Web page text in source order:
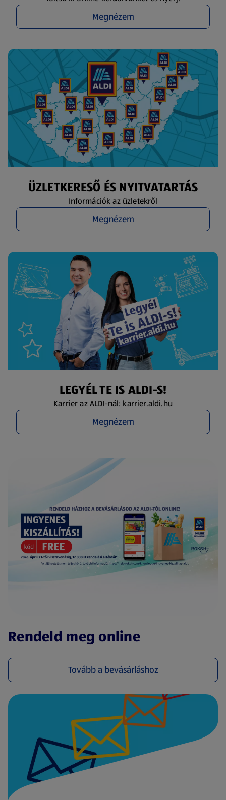
Megnézem
ÜZLETKERESŐ ÉS NYITVATARTÁS
Információk az üzletekről
Megnézem
LEGYÉL TE IS ALDI-S!
Karrier az ALDI-nál: karrier.aldi.hu
Megnézem
Rendeld meg online
Tovább a bevásárláshoz
(új oldalon nyílik meg)